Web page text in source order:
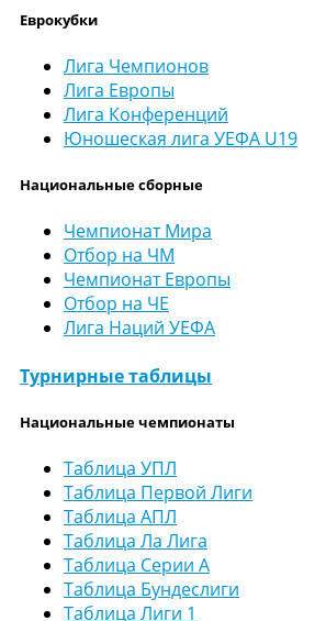
Еврокубки
Лига Чемпионов
Лига Европы
Лига Конференций
Юношеская лига УЕФА U19
Национальные сборные
Чемпионат Мира
Отбор на ЧМ
Чемпионат Европы
Отбор на ЧЕ
Лига Наций УЕФА
Турнирные таблицы
Национальные чемпионаты
Таблица УПЛ
Таблица Первой Лиги
Таблица АПЛ
Таблица Ла Лига
Таблица Серии А
Таблица Бундеслиги
Таблица Лиги 1